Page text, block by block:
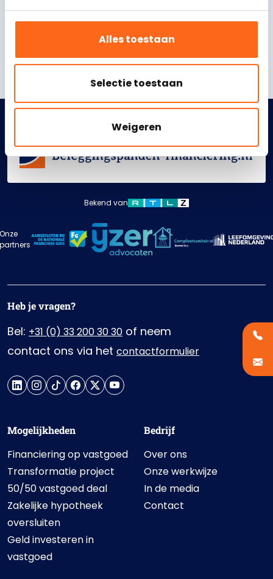
Alles toestaan
Selectie toestaan
Weigeren
met de opslag en verwerking van uw gegevens door
beleggingspanden-financiering.nl.*
Download de gratis brochure direct
Bekend van
Heb je vragen?
Bel: +31 (0) 33 200 30 30 of neem
contact ons via het contactformulier
Mogelijkheden
Financiering op vastgoed
Transformatie project
50/50 vastgoed deal
Zakelijke hypotheek
oversluiten
Geld investeren in
vastgoed
Bedrijf
Over ons
Onze werkwijze
In de media
Contact